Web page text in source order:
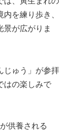
を練り歩き、
景が広がりま
じゅう」が参拝
はの楽しみで
供養される